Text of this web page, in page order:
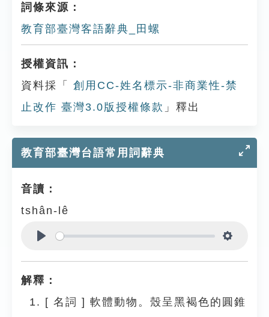
詞條來源：
教育部臺灣客語辭典_田螺
授權資訊：
資料採「
創用CC-姓名標示-非商業性-禁
止改作 臺灣3.0版授權條款 」釋出
教育部臺灣台語常用詞辭典
音讀：
tshân-lê
解釋：
[ 名詞 ] 軟體動物。殼呈黑褐色的圓錐